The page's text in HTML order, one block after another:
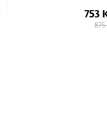
753
875